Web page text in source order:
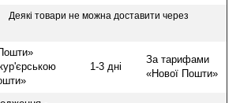
Деякі товари не можна доставити через
1-3 дні
За тарифами
«Нової Пошти»